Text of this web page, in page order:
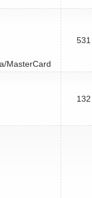
MasterCard
531
132